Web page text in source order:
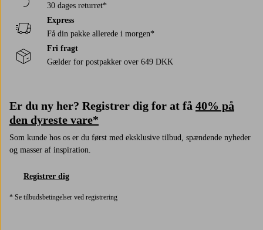
30 dages returret*
Express
Få din pakke allerede i morgen*
Fri fragt
Gælder for postpakker over 649 DKK
Er du ny her? Registrer dig for at få 40% på
den dyreste vare*
Som kunde hos os er du først med eksklusive tilbud, spændende nyheder
og masser af inspiration.
Registrer dig
* Se tilbudsbetingelser ved registrering